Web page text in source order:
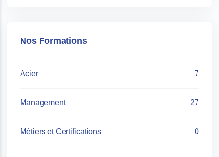
Nos Formations
Acier 7
Management 27
Métiers et Certifications 0